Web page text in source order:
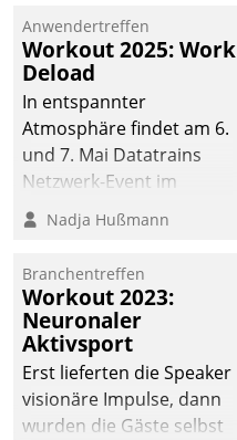
Anwendertreffen
Workout 2025: Work
Deload
In entspannter
Atmosphäre findet am 6.
und 7. Mai Datatrains
Netzwerk-Event im
Kunden- und Partnerkreis
statt. Zentrale Frage: Wie
Mammutprojekte
meistern und Workloads
wuppen – bei zunehmend
anspruchsvollen
Aufgaben und
abnehmendem
Nadja Hußmann
Branchentreffen
Workout 2023:
Neuronaler
Aktivsport
Erst lieferten die Speaker
visionäre Impulse, dann
wurden die Gäste selbst